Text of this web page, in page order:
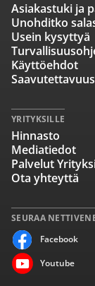
SEURAA
Facebook
Youtube
Asiakastuki ja
Unohditko
Usein kysyttyä
Käyttöehdot
YRITYKSILLE
Hinnasto
Mediatiedot
Palvelut
Ota yhteyttä